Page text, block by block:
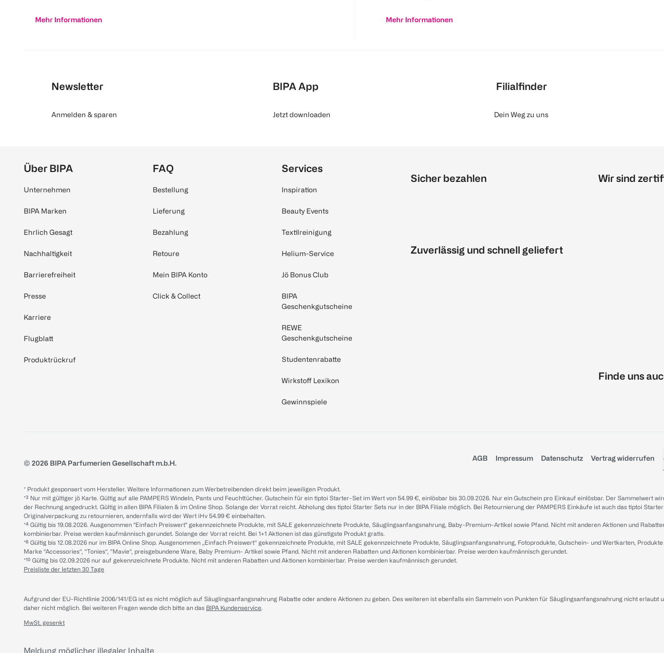
Mehr Informationen Mehr Informationen
Newsletter
Anmelden & sparen
BIPA App
Jetzt downloaden
Filialfinder
Dein Weg zu uns
Über BIPA
Unternehmen
BIPA Marken
Ehrlich Gesagt
Nachhaltigkeit
Barrierefreiheit
Presse
Karriere
Flugblatt
Produktrückruf
FAQ
Bestellung
Lieferung
Bezahlung
Retoure
Mein BIPA Konto
Click & Collect
Services
Inspiration
Beauty Events
Textilreinigung
Helium-Service
Jö Bonus Club
BIPA
Geschenkgutscheine
REWE
Geschenkgutscheine
Studentenrabatte
Wirkstoff Lexikon
Gewinnspiele
Sicher bezahlen
Zuverlässig und schnell geliefert
Wir sind
Finde uns
© 2026 BIPA Parfumerien Gesellschaft m.b.H.
AGB Impressum Datenschutz Vertrag widerrufen
* Produkt gesponsert vom Hersteller. Weitere Informationen zum Werbetreibenden direkt beim jeweiligen Produkt.
*³ Nur mit gültiger jö Karte. Gültig auf alle PAMPERS Windeln, Pants und Feuchttücher. Gutschein für ein tiptoi Starter-Set im Wert von 54.99 €, einlösbar bis 30.09.2026. Nur ein Gutschein pro Einkauf einlösbar. Der Sammelwert
der Rechnung angedruckt. Gültig in allen BIPA Filialen & im Online Shop. Solange der Vorrat reicht. Abholung des tiptoi Starter Sets nur in der BIPA Filiale möglich. Bei Retournierung der PAMPERS Einkäufe ist auch das tiptoi
Originalverpackung zu retournieren, andernfalls wird der Wert iHv 54.99 € einbehalten.
*⁴ Gültig bis 19.08.2026. Ausgenommen "Einfach Preiswert" gekennzeichnete Produkte, mit SALE gekennzeichnete Produkte, Säuglingsanfangsnahrung, Baby-Premium-Artikel sowie Pfand. Nicht mit anderen Aktionen und
kombinierbar. Preise werden kaufmännisch gerundet. Solange der Vorrat reicht. Bei 1+1 Aktionen ist das günstigste Produkt gratis.
*⁸ Gültig bis 12.08.2026 nur im BIPA Online Shop. Ausgenommen „Einfach Preiswert“ gekennzeichnete Produkte, mit SALE gekennzeichnete Produkte, Säuglingsanfangsnahrung, Fotoprodukte, Gutschein- und Wertkarten,
Marke “Accessories“, “Tonies“, “Mavie“, preisgebundene Ware, Baby Premium- Artikel sowie Pfand. Nicht mit anderen Rabatten und Aktionen kombinierbar. Preise werden kaufmännisch gerundet.
*¹⁰ Gültig bis 02.09.2026 nur auf gekennzeichnete Produkte. Nicht mit anderen Rabatten und Aktionen kombinierbar. Preise werden kaufmännisch gerundet.
Preisliste der letzten 30 Tage
Aufgrund der EU-Richtlinie 2006/141/EG ist es nicht möglich auf Säuglingsanfangsnahrung Rabatte oder andere Aktionen zu geben. Des weiteren ist ebenfalls ein Sammeln von Punkten für Säuglingsanfangsnahrung nicht erlaubt
daher nicht möglich. Bei weiteren Fragen wende dich bitte an das BIPA Kundenservice.
MwSt. gesenkt
Meldung möglicher illegaler Inhalte